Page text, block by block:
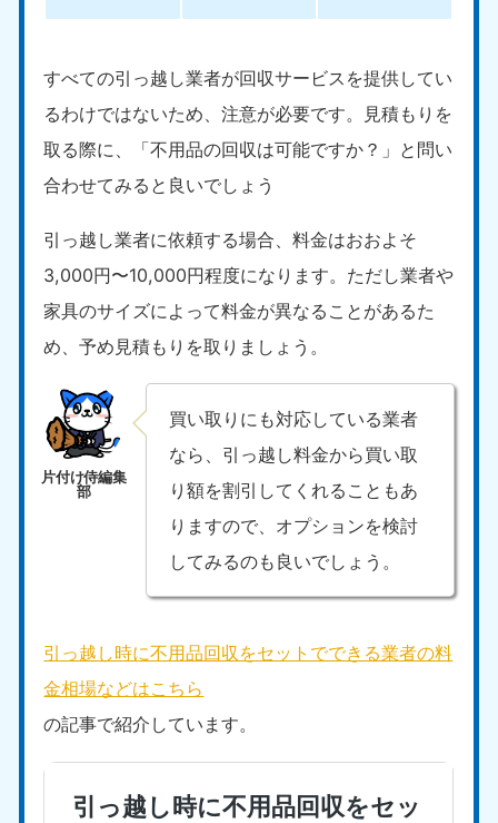
すべての引っ越し業者が回収サービスを提供してい
るわけではないため、注意が必要です。見積もりを
取る際に、「不用品の回収は可能ですか？」と問い
合わせてみると良いでしょう
引っ越し業者に依頼する場合、料金はおおよそ
3,000円〜10,000円程度になります。ただし業者や
家具のサイズによって料金が異なることがあるた
め、予め見積もりを取りましょう。
買い取りにも対応している業者
なら、引っ越し料金から買い取
り額を割引してくれることもあ
りますので、オプションを検討
してみるのも良いでしょう。
引っ越し時に不用品回収をセットでできる業者の料
金相場などはこちら
の記事で紹介しています。
福岡県
9:00〜19:00 年中無休
佐賀県
9:00〜19:00 年中無休
長崎県
050-1880-9891
鹿児島県
050-1880-9889
050-1880-9893
9:00〜19:00 年中無休
050-1880-9890
9:00〜19:00 年中無休
熊本県
050-1880-9892
沖縄県
050-1880-9887